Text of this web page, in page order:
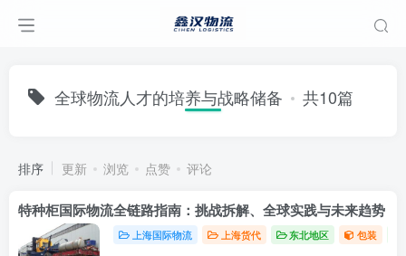
全球物流人才的培养与战略储备 共10篇
排序 更新 浏览 点赞 评论
特种柜国际物流全链路指南：挑战拆解、全球实践与未来趋势
上海国际物流 上海货代 东北地区 包装